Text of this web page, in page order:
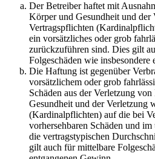
Der Betreiber haftet mit
Körper und Gesundheit und der
Vertragspflichten
ein vorsätzliches oder grob
zurückzuführen sind. Dies gilt
Folgeschäden wie insbesondere
Die Haftung ist gegenüber
vorsätzlichem oder grob
Schäden aus der Verletzung
Gesundheit und der Verletzung
(Kardinalpflichten) auf die bei
vorhersehbaren Schäden und
die vertragstypischen
gilt auch für mittelbare